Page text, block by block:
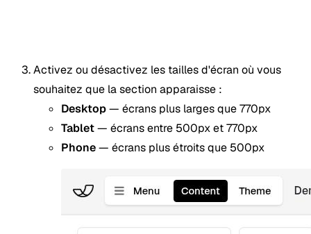
Activez ou désactivez les tailles d'écran où vous
souhaitez que la section apparaisse :
Desktop— écrans plus larges que 770px
Tablet— écrans entre 500px et 770px
Phone— écrans plus étroits que 500px